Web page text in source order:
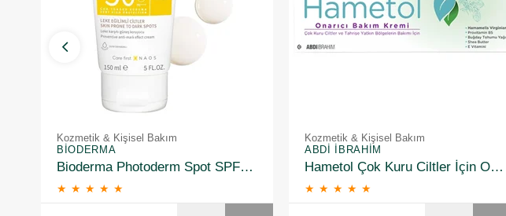
Kozmetik & Kişisel Bakım
BIODERMA
Bioderma Photoderm Spot SPF50+ 150 ml
★ ★ ★ ★ ★
Kozmetik & Kişisel Bakım
ABDI İBRAHIM
Hametol Çok Kuru Ciltler İçin Onarıcı Bakım Kremi 30 g
★ ★ ★ ★ ★